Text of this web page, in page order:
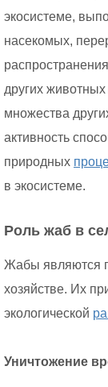
экосистеме,
насекомых,
других
множества
активность
природных
в экосистеме.
Роль жаб в
Жабы являются
хозяйстве. Их
экологической
Уничтожение